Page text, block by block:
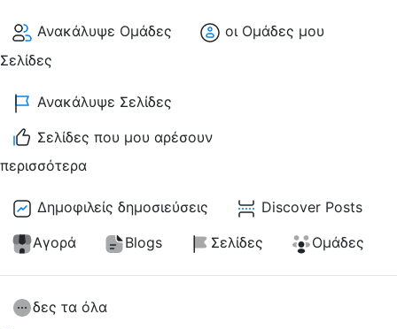
Ανακάλυψε Ομάδες
οι Ομάδες μου
Σελίδες
Ανακάλυψε Σελίδες
Σελίδες που μου αρέσουν
περισσότερα
Δημοφιλείς δημοσιεύσεις
Discover Posts
Αγορά
Blogs Σελίδες Ομάδες
δες τα όλα